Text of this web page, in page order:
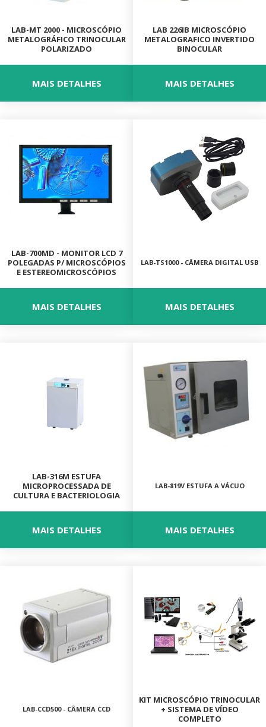
METALOGRAFIA
MICROSCÓPIO COM CONTRASTE DE FASE
LAB-MT 2000 - MICROSCÓPIO
METALOGRÁFICO TRINOCULAR
POLARIZADO
MAIS DETALHES
LAB 226IB MICROSCÓPIO
METALOGRAFICO INVERTIDO
BINOCULAR
MAIS DETALHES
LAB-700MD - MONITOR LCD 7
POLEGADAS P/ MICROSCÓPIOS
E ESTEREOMICROSCÓPIOS
MAIS DETALHES
LAB-TS1000 - CÂMERA DIGITAL USB
MAIS DETALHES
LAB-316M ESTUFA
MICROPROCESSADA DE
CULTURA E BACTERIOLOGIA
MAIS DETALHES
LAB-819V ESTUFA A VÁCUO
MAIS DETALHES
LAB-CCD500 - CÂMERA CCD
KIT MICROSCÓPIO TRINOCULAR
+ SISTEMA DE VÍDEO
COMPLETO